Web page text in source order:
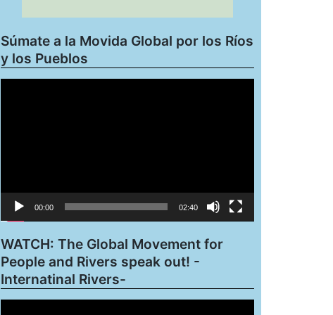
Súmate a la Movida Global por los Ríos
y los Pueblos
00:00 02:40
WATCH: The Global Movement for
People and Rivers speak out! -
Internatinal Rivers-